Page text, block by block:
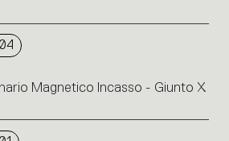
Magnetico Incasso - Giunto X